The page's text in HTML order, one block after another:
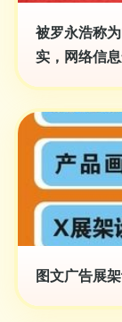
被罗永浩称
实，网络信
图文广告展